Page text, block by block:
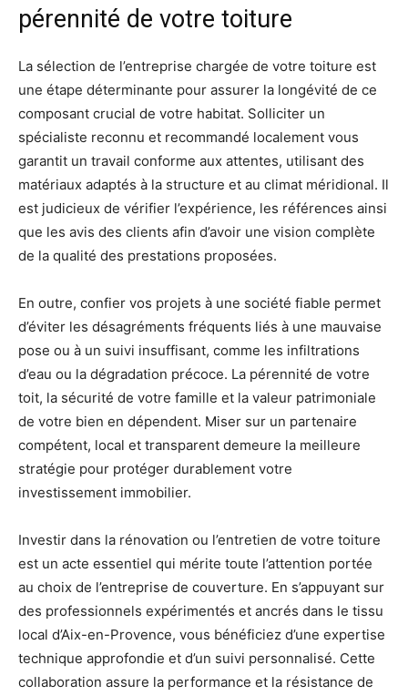
pérennité de votre toiture
La sélection de l’entreprise chargée de votre toiture est
une étape déterminante pour assurer la longévité de ce
composant crucial de votre habitat. Solliciter un
spécialiste reconnu et recommandé localement vous
garantit un travail conforme aux attentes, utilisant des
matériaux adaptés à la structure et au climat méridional. Il
est judicieux de vérifier l’expérience, les références ainsi
que les avis des clients afin d’avoir une vision complète
de la qualité des prestations proposées.
En outre, confier vos projets à une société fiable permet
d’éviter les désagréments fréquents liés à une mauvaise
pose ou à un suivi insuffisant, comme les infiltrations
d’eau ou la dégradation précoce. La pérennité de votre
toit, la sécurité de votre famille et la valeur patrimoniale
de votre bien en dépendent. Miser sur un partenaire
compétent, local et transparent demeure la meilleure
stratégie pour protéger durablement votre
investissement immobilier.
Investir dans la rénovation ou l’entretien de votre toiture
est un acte essentiel qui mérite toute l’attention portée
au choix de l’entreprise de couverture. En s’appuyant sur
des professionnels expérimentés et ancrés dans le tissu
local d’Aix-en-Provence, vous bénéficiez d’une expertise
technique approfondie et d’un suivi personnalisé. Cette
collaboration assure la performance et la résistance de